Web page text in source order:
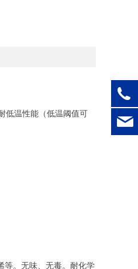
低温性能（低温阈值可
等。无味、无毒。耐化学